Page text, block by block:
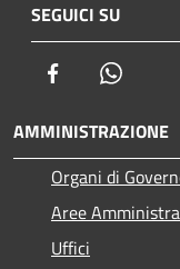
SEGUICI SU
Facebook
AMMINISTRAZIONE
Organi di
Aree
Uffici